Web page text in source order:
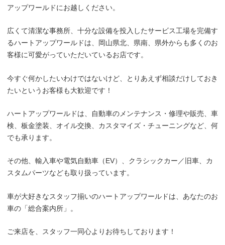
アップワールドにお越しください。
広くて清潔な事務所、十分な設備を投入したサービス工場を完備す
るハートアップワールドは、岡山県北、県南、県外からも多くのお
客様に可愛がっていただいているお店です。
今すぐ何かしたいわけではないけど、とりあえず相談だけしておき
たいというお客様も大歓迎です！
ハートアップワールドは、自動車のメンテナンス・修理や販売、車
検、板金塗装、オイル交換、カスタマイズ・チューニングなど、何
でも承ります。
その他、輸入車や電気自動車（EV）、クラシックカー／旧車、カ
スタムパーツなども取り扱っています。
車が大好きなスタッフ揃いのハートアップワールドは、あなたのお
車の「総合案内所」。
ご来店を、スタッフ一同心よりお待ちしております！